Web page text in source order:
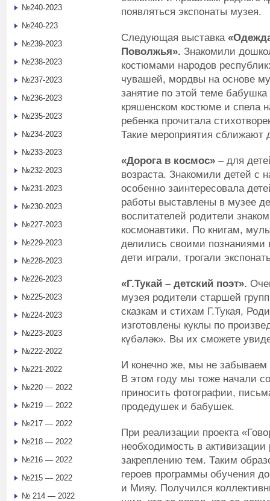
появляться экспонаты музея.
Следующая выставка«Одежда
Поволжья». Знакомили
костюмами народов
чувашей, мордвы на основе
занятие по этой теме
кряшенском костюме и спела
ребенка прочитала
Такие мероприятия
«Дорога в космос» – для
возраста. Знакомили детей с
особенно заинтересовала
работы выставлены в музее
воспитателей родители
космонавтики. По книгам,
делились своими познаниями
дети играли, трогали
«Г.Тукай – детский поэт».
музея родители старшей
сказкам и стихам Г.Тукая,
изготовлены куклы по
күбәләк». Вы их сможете
И конечно же, мы не
В этом году мы тоже начали
приносить фотографии,
продедушек и бабушек.
При реализации проекта
необходимость в
закреплению тем. Таким
героев программы обучения
и Мияу. Получился
№240-2023
№240-223
№239-2023
№238-2023
№237-2023
№236-2023
№235-2023
№234-2023
№233-2023
№232-2023
№231-2023
№230-2023
№227-2023
№229-2023
№228-2023
№226-2023
№225-2023
№224-2023
№223-2023
№222-2022
№221-2022
№220 — 2022
№219 — 2022
№217 — 2022
№218 — 2022
№216 — 2022
№215 — 2022
№ 214 — 2022